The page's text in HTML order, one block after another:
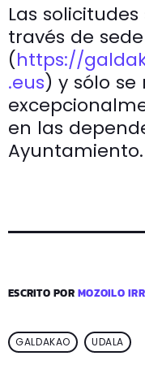
Las
través de
(https://
.eus) y sólo se
en las
Ayuntamiento.
ESCRITO PORMOZOILO
GALDAKAO UDALA